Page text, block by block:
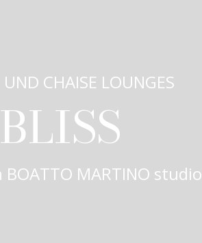
UND CHAISE LOUNGES
BLISS
BOATTO MARTINO studio